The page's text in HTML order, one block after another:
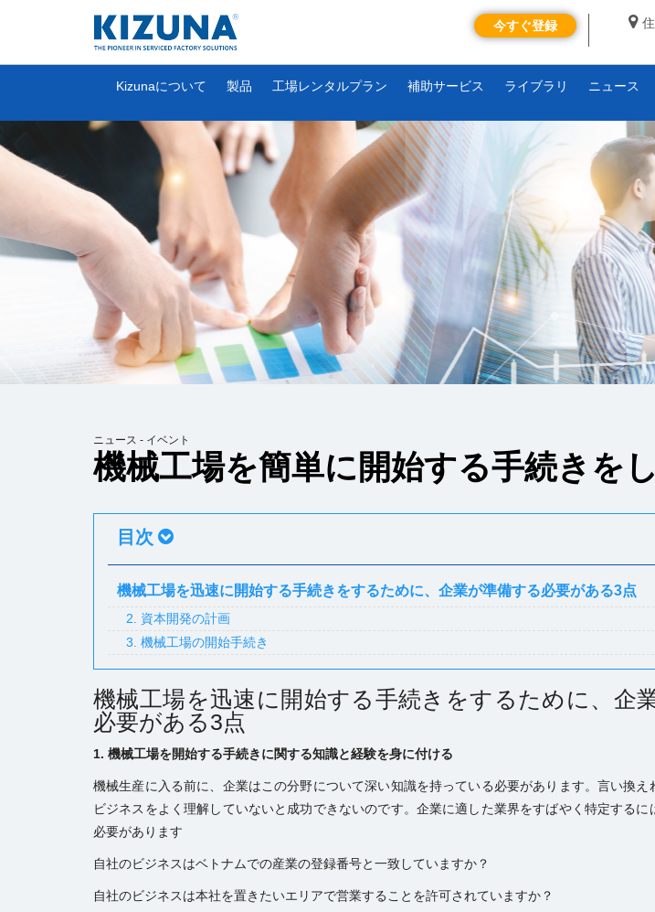
今すぐ登録
Kizunaについて 製品 工場レンタルプラン 補助サービス ライブラリ ニュース
ニュース - イベント
機械工場を簡単に開始する手続きを
目次
機械工場を迅速に開始する手続きをするために、企業が準備する必要がある3点
2. 資本開発の計画
3. 機械工場の開始手続き
機械工場を迅速に開始する手続きをするために、企
必要がある3点
1. 機械工場を開始する手続きに関する知識と経験を身に付ける
機械生産に入る前に、企業はこの分野について深い知識を持っている必要があります。言い換え
ビジネスをよく理解していないと成功できないのです。企業に適した業界をすばやく特定するに
必要があります
自社のビジネスはベトナムでの産業の登録番号と一致していますか？
自社のビジネスは本社を置きたいエリアで営業することを許可されていますか？